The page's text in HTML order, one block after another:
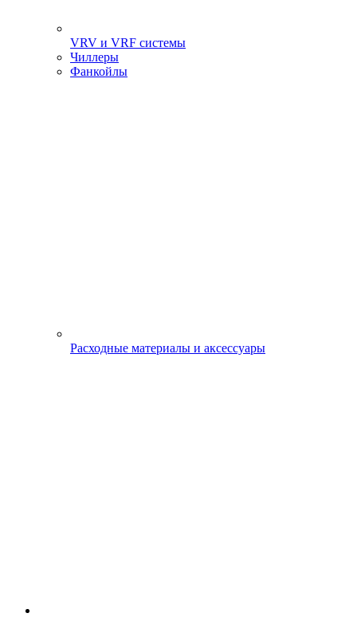
VRV и VRF системы
Чиллеры
Фанкойлы
Расходные материалы и аксессуары